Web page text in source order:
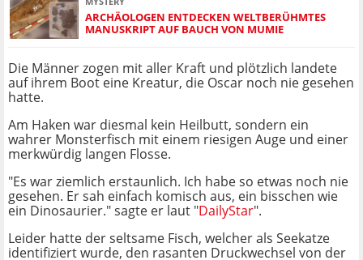
ARCHÄOLOGEN ENTDECKEN WELTBERÜHMTES
MANUSKRIPT AUF BAUCH VON MUMIE
Die Männer zogen mit aller Kraft und plötzlich landete
auf ihrem Boot eine Kreatur, die Oscar noch nie gesehen
hatte.
Am Haken war diesmal kein Heilbutt, sondern ein
wahrer Monsterfisch mit einem riesigen Auge und einer
merkwürdig langen Flosse.
"Es war ziemlich erstaunlich. Ich habe so etwas noch nie
gesehen. Er sah einfach komisch aus, ein bisschen wie
ein Dinosaurier." sagte er laut "DailyStar".
Leider hatte der seltsame Fisch, welcher als Seekatze
identifiziert wurde, den rasanten Druckwechsel von der